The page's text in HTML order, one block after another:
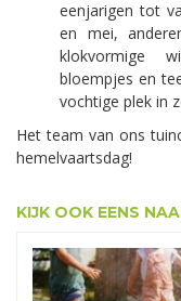
eenjarigen tot
en mei,
klokvormige
bloempjes en
vochtige plek in
Het team van ons
hemelvaartsdag!
KIJK OOK EENS